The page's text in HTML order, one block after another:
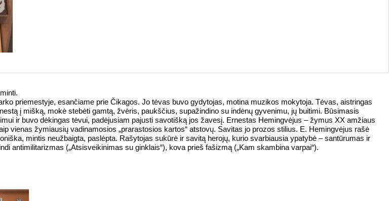
priemestyje, esančiame prie Čikagos. Jo tėvas buvo gydytojas, motina muzikos mokytoja. Tėvas, aistringas
į mišką, mokė stebėti gamtą, žvėris, paukščius, supažindino su indėnų gyvenimu, jų buitimi. Būsimasis
ir buvo dėkingas tėvui, padėjusiam pajusti savotišką jos žavesį. Ernestas Hemingvėjus – žymus XX amžiaus
vienas žymiausių vadinamosios „prarastosios kartos“ atstovų. Savitas jo prozos stilius. E. Hemingvėjus rašė
mintis neužbaigta, paslėpta. Rašytojas sukūrė ir savitą herojų, kurio svarbiausia ypatybė – santūrumas ir
antimilitarizmas („Atsisveikinimas su ginklais“), kova prieš fašizmą („Kam skambina varpai“).